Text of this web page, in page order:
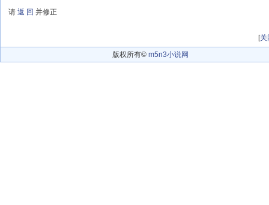
请 返 回 并修正
[关
版权所有© m5n3小说网